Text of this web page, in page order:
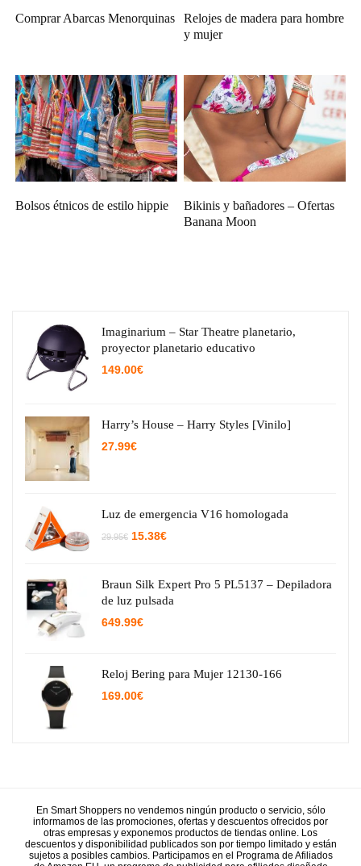
Comprar Abarcas Menorquinas
Relojes de madera para hombre
y mujer
Bolsos étnicos de estilo hippie
Bikinis y bañadores – Ofertas
Banana Moon
Imaginarium – Star Theatre planetario,
proyector planetario educativo
149.00€
Harry’s House – Harry Styles [Vinilo]
27.99€
Luz de emergencia V16 homologada
29.95€ El
29.95€.
15.38€El
15.38€.
Braun Silk Expert Pro 5 PL5137 – Depiladora
de luz pulsada
649.99€
Reloj Bering para Mujer 12130-166
169.00€
En Smart Shoppers no vendemos ningún producto o servicio, sólo
informamos de las promociones, ofertas y descuentos ofrecidos por
otras empresas y exponemos productos de tiendas online. Los
descuentos y disponibilidad publicados son por tiempo limitado y están
sujetos a posibles cambios. Participamos en el Programa de Afiliados